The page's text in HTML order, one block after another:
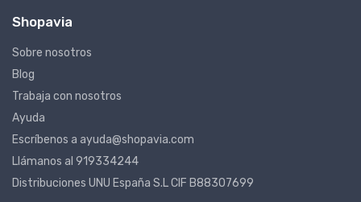
Shopavia
Sobre nosotros
Blog
Trabaja con nosotros
Ayuda
Escríbenos a ayuda@shopavia.com
Llámanos al 919334244
Distribuciones UNU España S.L CIF B88307699